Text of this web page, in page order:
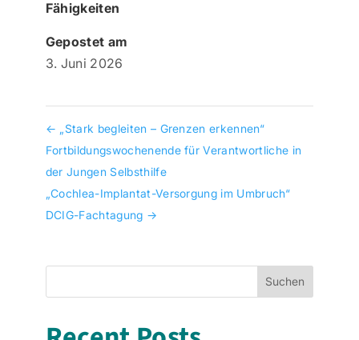
Fähigkeiten
Gepostet am
3. Juni 2026
← „Stark begleiten – Grenzen erkennen“
Fortbildungswochenende für Verantwortliche in
der Jungen Selbsthilfe
„Cochlea-Implantat-Versorgung im Umbruch“
DCIG-Fachtagung →
Suchen